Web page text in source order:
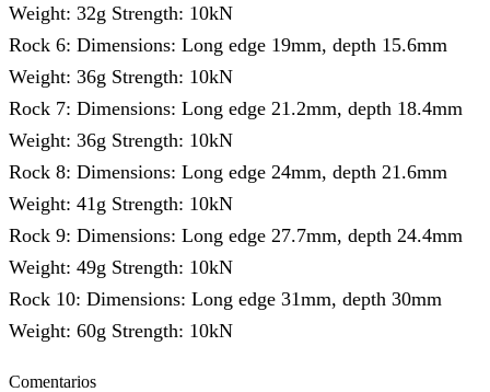
Weight: 32g Strength: 10kN
Rock 6: Dimensions: Long edge 19mm, depth 15.6mm
Weight: 36g Strength: 10kN
Rock 7: Dimensions: Long edge 21.2mm, depth 18.4mm
Weight: 36g Strength: 10kN
Rock 8: Dimensions: Long edge 24mm, depth 21.6mm
Weight: 41g Strength: 10kN
Rock 9: Dimensions: Long edge 27.7mm, depth 24.4mm
Weight: 49g Strength: 10kN
Rock 10: Dimensions: Long edge 31mm, depth 30mm
Weight: 60g Strength: 10kN
Comentarios